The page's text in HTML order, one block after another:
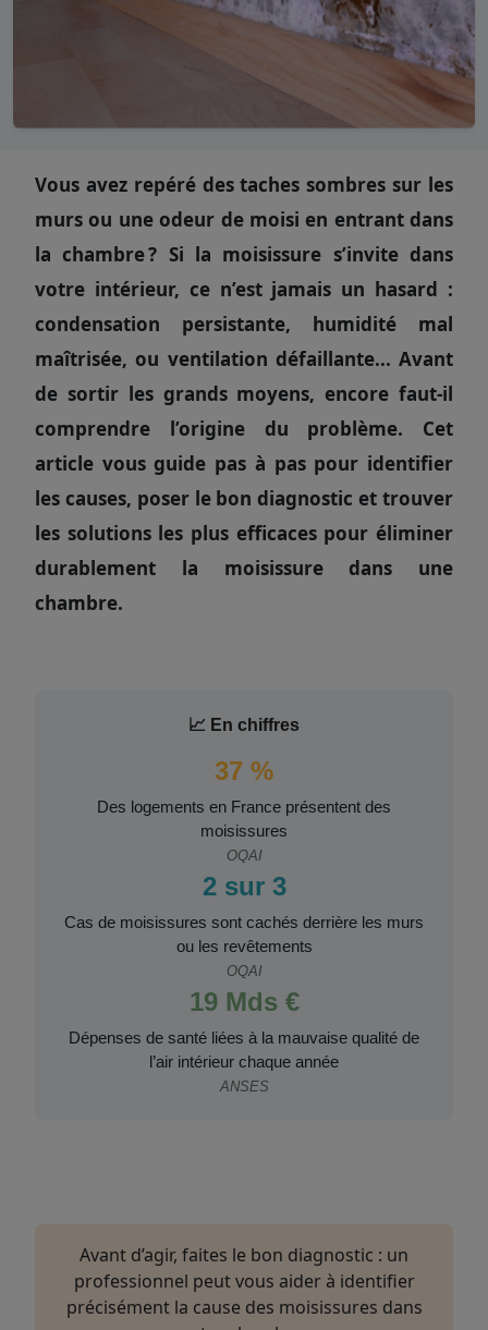
Vous avez repéré des taches sombres sur les
murs ou une odeur de moisi en entrant dans
la chambre ? Si la moisissure s’invite dans
votre intérieur, ce n’est jamais un hasard :
condensation persistante, humidité mal
maîtrisée, ou ventilation défaillante... Avant
de sortir les grands moyens, encore faut-il
comprendre l’origine du problème. Cet
article vous guide pas à pas pour identifier
les causes, poser le bon diagnostic et trouver
les solutions les plus efficaces pour éliminer
durablement la moisissure dans une
chambre.
📈 En chiffres
37 %
Des logements en France présentent des
moisissures
OQAI
2 sur 3
Cas de moisissures sont cachés derrière les murs
ou les revêtements
OQAI
19 Mds €
Dépenses de santé liées à la mauvaise qualité de
l’air intérieur chaque année
ANSES
Avant d’agir, faites le bon diagnostic : un
professionnel peut vous aider à identifier
précisément la cause des moisissures dans